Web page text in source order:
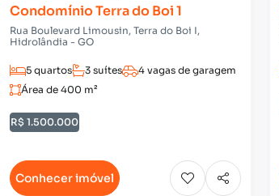
Condomínio Terra do Boi 1
Rua Boulevard Limousin, Terra do Boi I,
Hidrolândia - GO
5 quartos 3 suítes
4 vagas de garagem
Área de 400 m²
R$ 1.500.000
Conhecer imóvel